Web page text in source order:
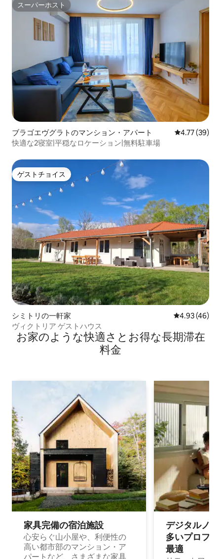
スーパーホスト
スーパーホスト
ブラゴエヴグラトのマンション・アパート レビュー39
4.77 (39)
快適な2寝室|平穏なロケーション|無料駐車場
ゲストチョイス
ゲストチョイス
シミトリの一軒家 レビュー46
4.93 (46)
ヴィクトリア ゲストハウス
お家のような快⁠適⁠さ⁠とお⁠得⁠な長⁠期⁠滞⁠在
料⁠金
家具完備の宿⁠泊⁠施⁠設
心安らぐ山小屋や、利便性の
高い都市部のマンション・ア
パートなど、さまざまな家具
デジタルノ
多⁠いプ⁠ロ⁠フ⁠
最⁠適